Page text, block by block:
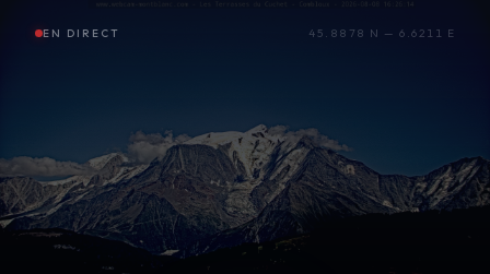
EN DIRECT 45.8878 N — 6.6211 E